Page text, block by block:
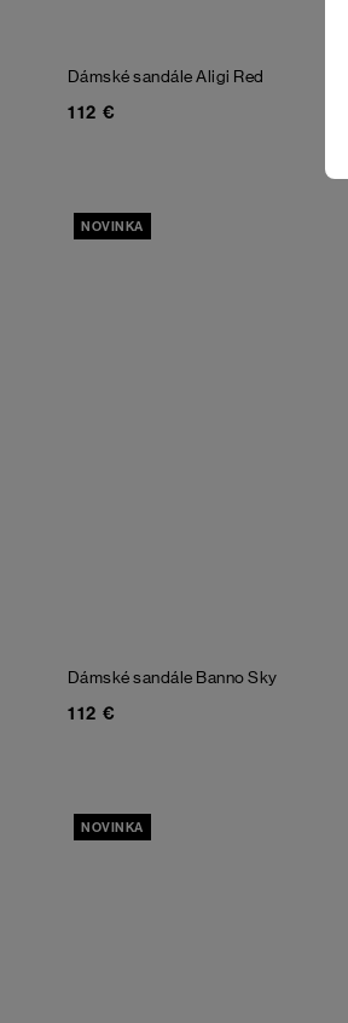
Dámské sandále Aligi Red
112 €
NOVINKA
Dámské sandále BannoSky
112 €
NOVINKA